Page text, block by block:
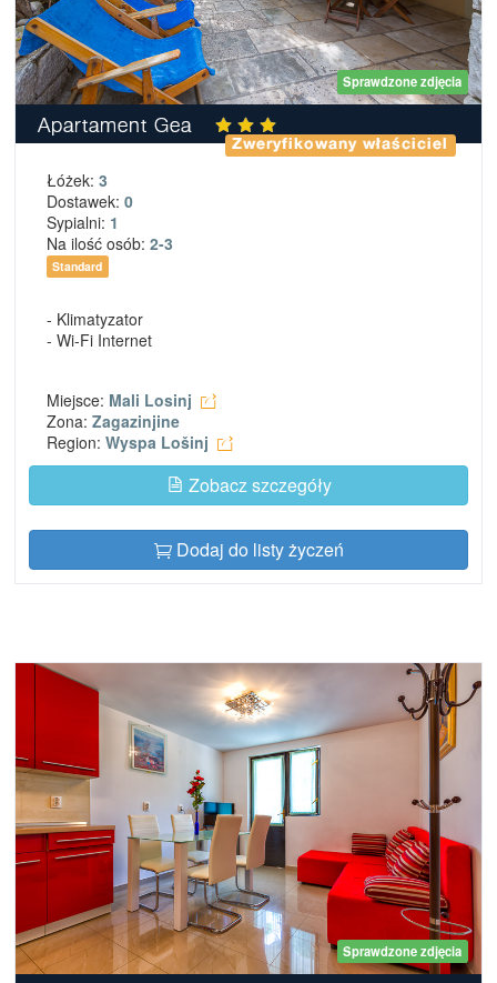
Sprawdzone zdjęcia
Apartament Gea
Zweryfikowany właściciel
Łóżek: 3
Dostawek: 0
Sypialni: 1
Na ilość osób: 2-3
Standard
- Klimatyzator
- Wi-Fi Internet
Miejsce: Mali Losinj
Zona: Zagazinjine
Region: Wyspa Lošinj
Zobacz szczegóły
Dodaj do listy życzeń
Sprawdzone zdjęcia